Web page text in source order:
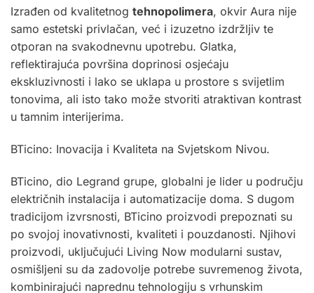
Izrađen od kvalitetnog tehnopolimera, okvir Aura nije
samo estetski privlačan, već i izuzetno izdržljiv te
otporan na svakodnevnu upotrebu. Glatka,
reflektirajuća površina doprinosi osjećaju
ekskluzivnosti i lako se uklapa u prostore s svijetlim
tonovima, ali isto tako može stvoriti atraktivan kontrast
u tamnim interijerima.
BTicino: Inovacija i Kvaliteta na Svjetskom Nivou.
BTicino, dio Legrand grupe, globalni je lider u području
električnih instalacija i automatizacije doma. S dugom
tradicijom izvrsnosti, BTicino proizvodi prepoznati su
po svojoj inovativnosti, kvaliteti i pouzdanosti. Njihovi
proizvodi, uključujući Living Now modularni sustav,
osmišljeni su da zadovolje potrebe suvremenog života,
kombinirajući naprednu tehnologiju s vrhunskim